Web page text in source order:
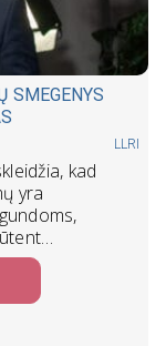
SMEGENYS
LLRI
kad
yra